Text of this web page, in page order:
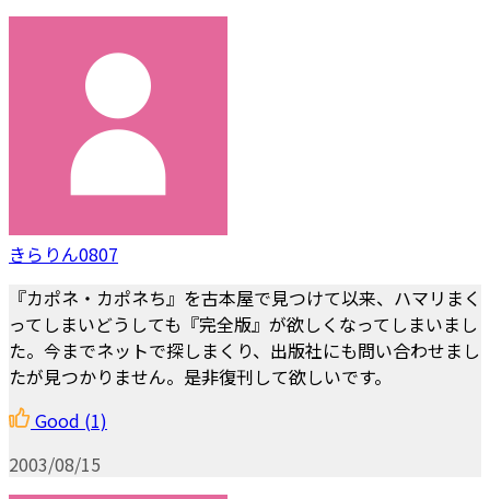
きらりん0807
『カポネ・カポネち』を古本屋で見つけて以来、ハマリまく
ってしまいどうしても『完全版』が欲しくなってしまいまし
た。今までネットで探しまくり、出版社にも問い合わせまし
たが見つかりません。是非復刊して欲しいです。
Good (1)
2003/08/15